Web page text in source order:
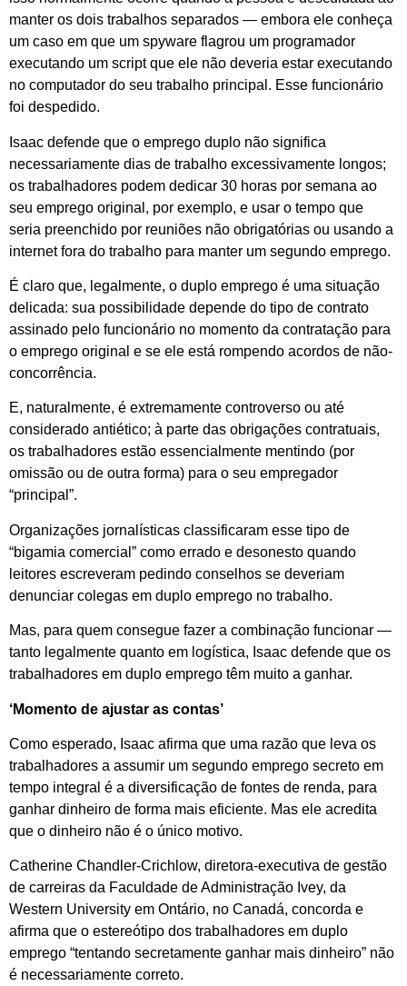
manter os dois trabalhos separados — embora ele conheça
um caso em que um spyware flagrou um programador
executando um script que ele não deveria estar executando
no computador do seu trabalho principal. Esse funcionário
foi despedido.
Isaac defende que o emprego duplo não significa
necessariamente dias de trabalho excessivamente longos;
os trabalhadores podem dedicar 30 horas por semana ao
seu emprego original, por exemplo, e usar o tempo que
seria preenchido por reuniões não obrigatórias ou usando a
internet fora do trabalho para manter um segundo emprego.
É claro que, legalmente, o duplo emprego é uma situação
delicada: sua possibilidade depende do tipo de contrato
assinado pelo funcionário no momento da contratação para
o emprego original e se ele está rompendo acordos de não-
concorrência.
E, naturalmente, é extremamente controverso ou até
considerado antiético; à parte das obrigações contratuais,
os trabalhadores estão essencialmente mentindo (por
omissão ou de outra forma) para o seu empregador
“principal”.
Organizações jornalísticas classificaram esse tipo de
“bigamia comercial” como errado e desonesto quando
leitores escreveram pedindo conselhos se deveriam
denunciar colegas em duplo emprego no trabalho.
Mas, para quem consegue fazer a combinação funcionar —
tanto legalmente quanto em logística, Isaac defende que os
trabalhadores em duplo emprego têm muito a ganhar.
‘Momento de ajustar as contas’
Como esperado, Isaac afirma que uma razão que leva os
trabalhadores a assumir um segundo emprego secreto em
tempo integral é a diversificação de fontes de renda, para
ganhar dinheiro de forma mais eficiente. Mas ele acredita
que o dinheiro não é o único motivo.
Catherine Chandler-Crichlow, diretora-executiva de gestão
de carreiras da Faculdade de Administração Ivey, da
Western University em Ontário, no Canadá, concorda e
afirma que o estereótipo dos trabalhadores em duplo
emprego “tentando secretamente ganhar mais dinheiro” não
é necessariamente correto.